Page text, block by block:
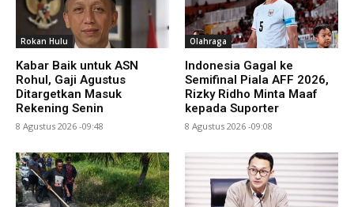
Rokan Hulu
Kabar Baik untuk ASN
Rohul, Gaji Agustus
Ditargetkan Masuk
Rekening Senin
8 Agustus 2026 -09:48
Olahraga
Indonesia Gagal ke
Semifinal Piala AFF 2026,
Rizky Ridho Minta Maaf
kepada Suporter
8 Agustus 2026 -09:08